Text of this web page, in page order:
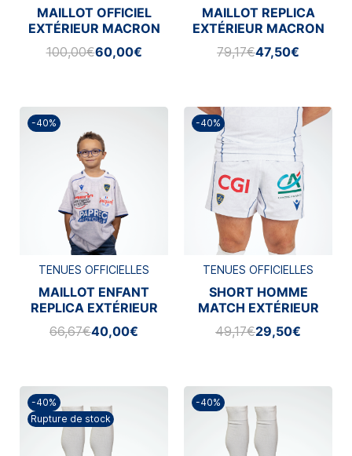
MAILLOT OFFICIEL
EXTÉRIEUR MACRON
2025/2026
100,00€60,00€
MAILLOT REPLICA
EXTÉRIEUR MACRON
2025/2026
79,17€47,50€
-40%
TENUES OFFICIELLES
MAILLOT ENFANT
REPLICA EXTÉRIEUR
2025/2026
66,67€40,00€
-40%
TENUES OFFICIELLES
SHORT HOMME
MATCH EXTÉRIEUR
MACRON 2025/2026
49,17€29,50€
-40%
Rupture de stock
-40%